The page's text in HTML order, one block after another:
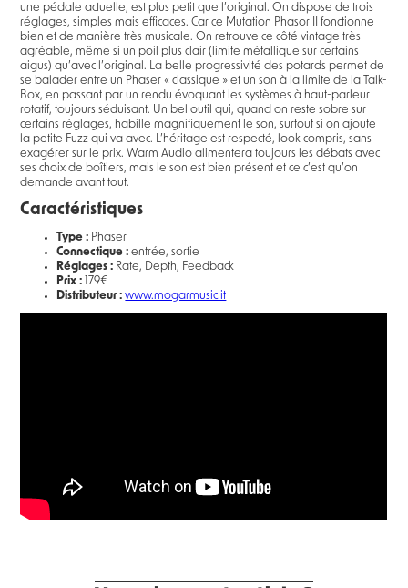
une pédale actuelle, est plus petit que l’original. On dispose de trois
réglages, simples mais efficaces. Car ce Mutation Phasor II fonctionne
bien et de manière très musicale. On retrouve ce côté vintage très
agréable, même si un poil plus clair (limite métallique sur certains
aigus) qu’avec l’original. La belle progressivité des potards permet de
se balader entre un Phaser « classique » et un son à la limite de la Talk-
Box, en passant par un rendu évoquant les systèmes à haut-parleur
rotatif, toujours séduisant. Un bel outil qui, quand on reste sobre sur
certains réglages, habille magnifiquement le son, surtout si on ajoute
la petite Fuzz qui va avec. L’héritage est respecté, look compris, sans
exagérer sur le prix. Warm Audio alimentera toujours les débats avec
ses choix de boîtiers, mais le son est bien présent et ce c’est qu’on
demande avant tout.
Caractéristiques
Type : Phaser
Connectique : entrée, sortie
Réglages : Rate, Depth, Feedback
Prix : 179€
Distributeur :www.mogarmusic.it